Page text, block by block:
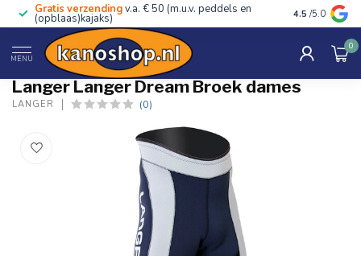
Gratis verzendingv.a. € 50 (m.u.v. peddels en
(opblaas)kajaks) Advies van
4.5 /5.0
MENU
0
Home / Langer Dream Broek dames
Langer Langer Dream Broek dames
LANGER (0)